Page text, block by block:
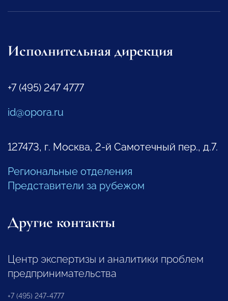
Исполнительная дирекция
+7 (495) 247 4777
id@opora.ru
127473, г. Москва, 2-й Самотечный пер., д.7.
Региональные отделения
Представители за рубежом
Другие контакты
Центр экспертизы и аналитики проблем
предпринимательства
+7 (495) 247-4777